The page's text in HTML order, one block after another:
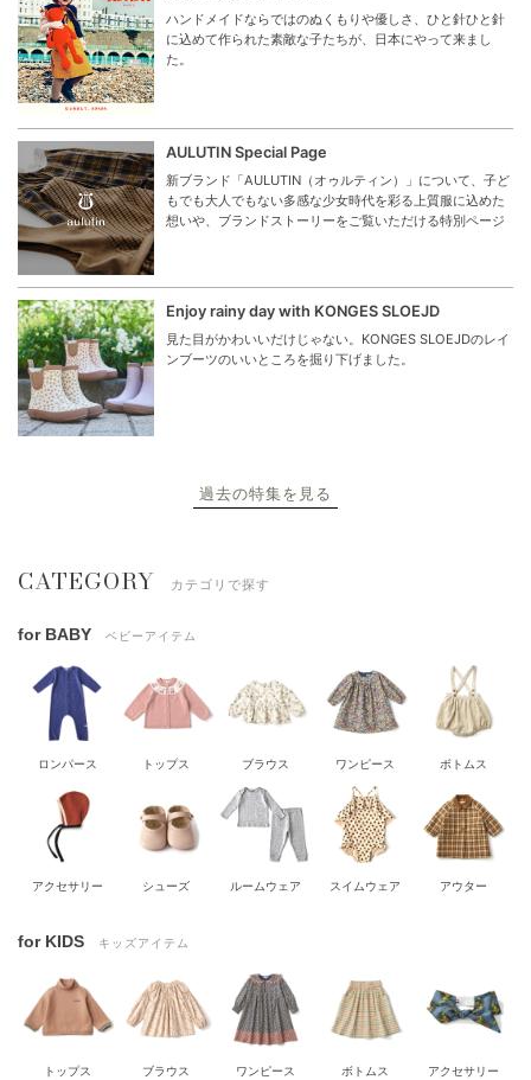
ハンドメイドならではのぬくもりや優しさ、ひと針ひと針
に込めて作られた素敵な子たちが、日本にやって来まし
た。
AULUTIN Special Page
新ブランド「AULUTIN（オゥルティン）」について、子ど
もでも大人でもない多感な少女時代を彩る上質服に込めた
想いや、ブランドストーリーをご覧いただける特別ページ
Enjoy rainy day with KONGES SLOEJD
見た目がかわいいだけじゃない。KONGES SLOEJDのレイ
ンブーツのいいところを掘り下げました。
過去の特集を見る
CATEGORY カテゴリで探す
for BABY ベビーアイテム
ロンパース トップス ブラウス ワンピース ボトムス
アクセサリー シューズ ルームウェア スイムウェア アウター
for KIDS キッズアイテム
トップス ブラウス ワンピース ボトムス アクセサリー